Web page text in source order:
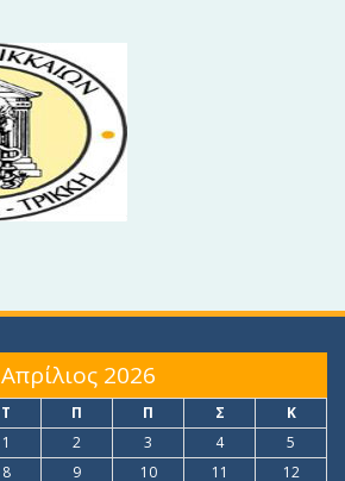
Απρίλιος 2026
Τ Π Π Σ
Κ
1
2 3 4
5
8 9 10 11 12